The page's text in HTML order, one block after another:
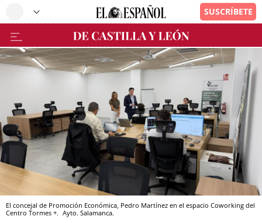
El concejal de Promoción Económica, Pedro Martínez en el espacio Coworking del
Centro Tormes +. Ayto. Salamanca.